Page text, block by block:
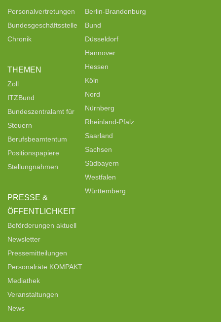
Personalvertretungen
Bundesgeschäftsstelle
Chronik
THEMEN
Zoll
ITZBund
Bundeszentralamt für
Steuern
Berufsbeamtentum
Positionspapiere
Stellungnahmen
PRESSE &
ÖFFENTLICHKEIT
Beförderungen aktuell
Newsletter
Pressemitteilungen
Personalräte KOMPAKT
Mediathek
Veranstaltungen
News
Berlin-Brandenburg
Bund
Düsseldorf
Hannover
Hessen
Köln
Nord
Nürnberg
Rheinland-Pfalz
Saarland
Sachsen
Südbayern
Westfalen
Württemberg